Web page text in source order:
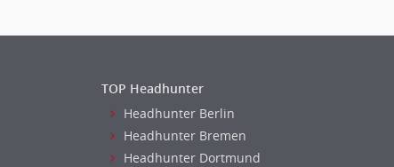
TOP Headhunter
Headhunter Berlin
Headhunter Bremen
Headhunter Dortmund